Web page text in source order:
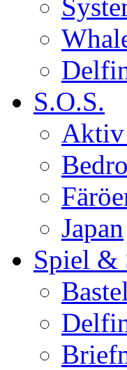
S.O.S.
Aktiv
Japan
Spiel &